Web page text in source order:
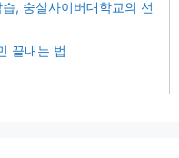
, 숭실사이버대학교의 선
끝내는 법